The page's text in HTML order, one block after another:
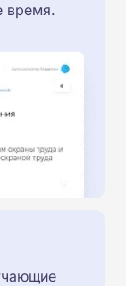
время.